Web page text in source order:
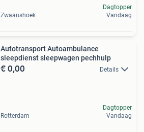
Zwaanshoek
Dagtopper
Vandaag
Autotransport Autoambulance
sleepdienst sleepwagen pechhulp
€ 0,00 Details
Rotterdam
Dagtopper
Vandaag